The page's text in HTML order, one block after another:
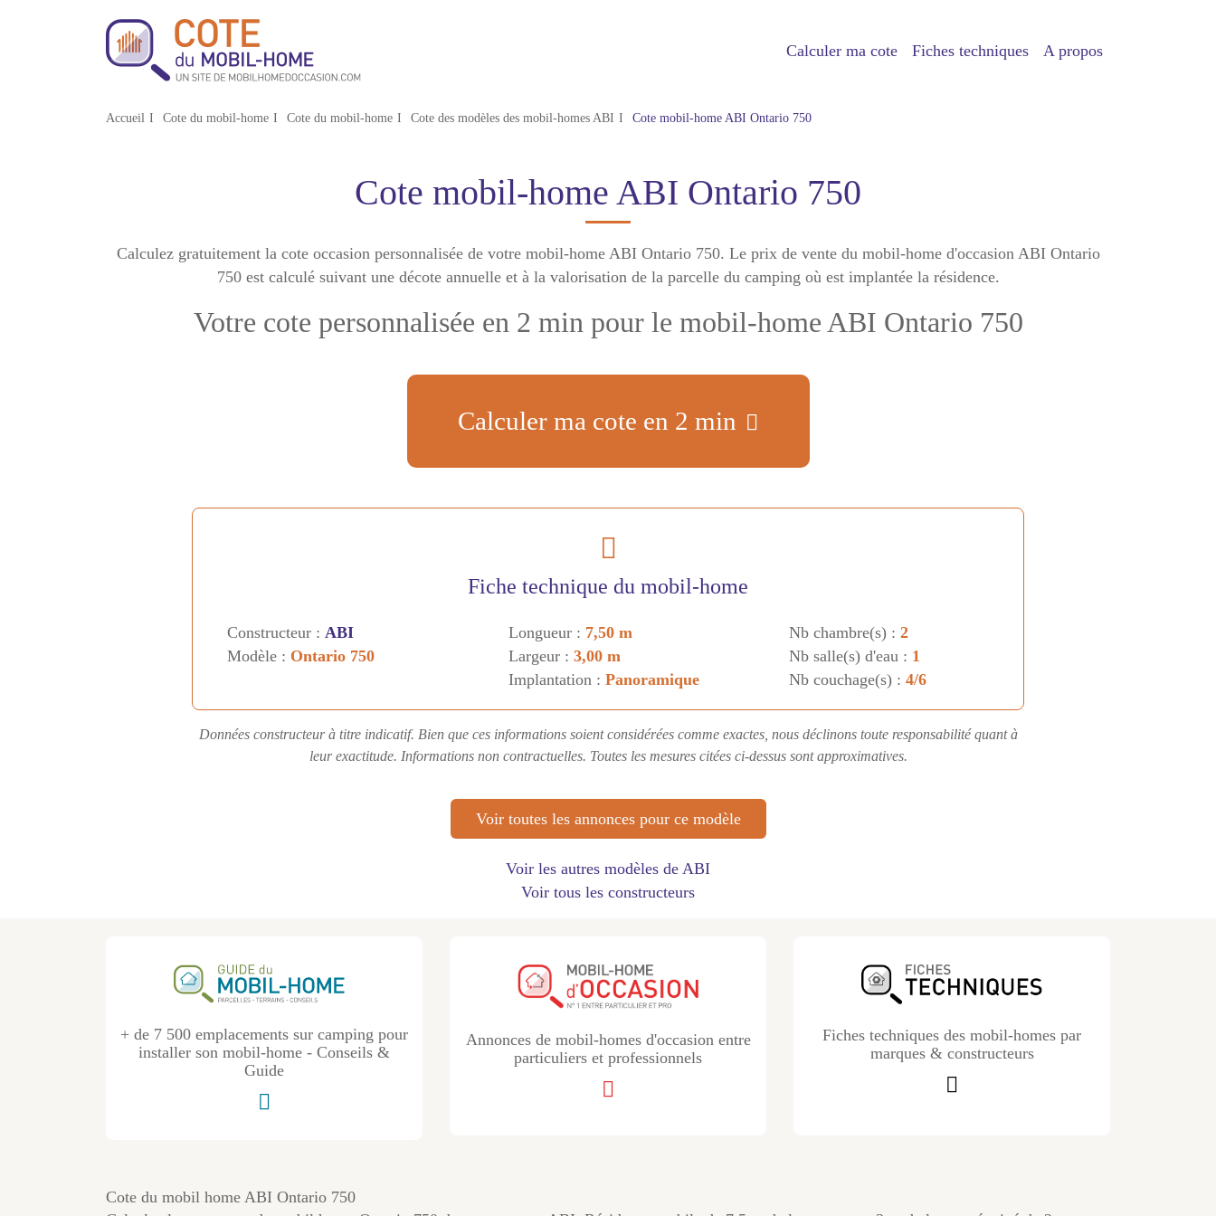
Calculer ma cote Fiches techniques A propos
Accueil Cote du mobil-home Cote du mobil-home Cote des modèles des mobil-homes ABI Cote mobil-home ABI Ontario 750
Cote mobil-home ABI Ontario 750
Calculez gratuitement la cote occasion personnalisée de votre mobil-home ABI Ontario 750. Le prix de vente du mobil-home d'occasion ABI Ontario
750 est calculé suivant une décote annuelle et à la valorisation de la parcelle du camping où est implantée la résidence.
Votre cote personnalisée en 2 min pour le mobil-home ABI Ontario 750
Calculer ma cote en 2 min
Fiche technique du mobil-home
Constructeur : ABI
Modèle : Ontario 750
Longueur : 7,50 m
Largeur : 3,00 m
Implantation : Panoramique
Nb chambre(s) :2
Nb salle(s) d'eau : 1
Nb couchage(s) :4/6
Données constructeur à titre indicatif. Bien que ces informations soient considérées comme exactes, nous déclinons toute responsabilité quant à
leur exactitude. Informations non contractuelles. Toutes les mesures citées ci-dessus sont approximatives.
Voir toutes les annonces pour ce modèle
Voir les autres modèles de ABI
Voir tous les constructeurs
+ de 7 500 emplacements sur camping pour
installer son mobil-home - Conseils &
Guide
Annonces de mobil-homes d'occasion entre
particuliers et professionnels
Fiches techniques des mobil-homes par
marques & constructeurs
Cote du mobil home ABI Ontario 750